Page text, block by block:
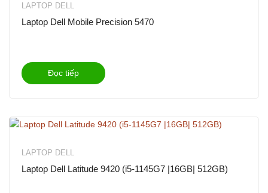
LAPTOP DELL
Laptop Dell Mobile Precision 5470
Đọc tiếp
LAPTOP DELL
Laptop Dell Latitude 9420 (i5-1145G7 |16GB| 512GB)